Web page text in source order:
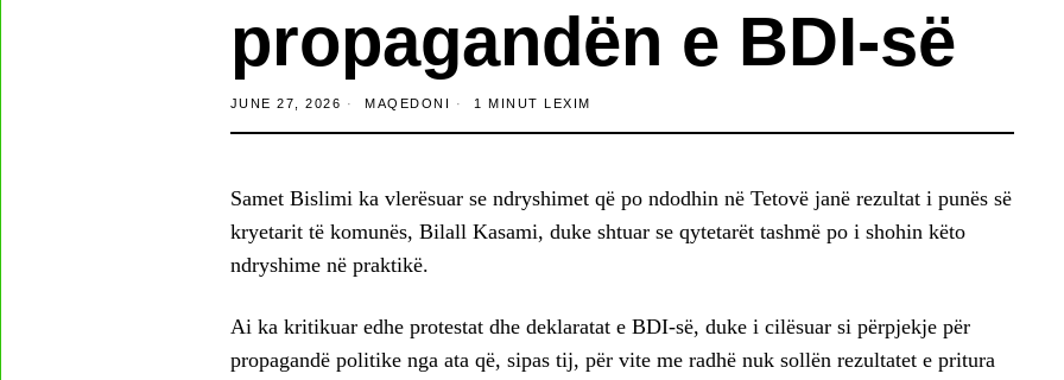
propagandën e BDI-së
JUNE 27, 2026 MAQEDONI 1 MINUT LEXIM
Samet Bislimi ka vlerësuar se ndryshimet që po ndodhin në Tetovë janë rezultat i punës së
kryetarit të komunës, Bilall Kasami, duke shtuar se qytetarët tashmë po i shohin këto
ndryshime në praktikë.
Ai ka kritikuar edhe protestat dhe deklaratat e BDI-së, duke i cilësuar si përpjekje për
propagandë politike nga ata që, sipas tij, për vite me radhë nuk sollën rezultatet e pritura